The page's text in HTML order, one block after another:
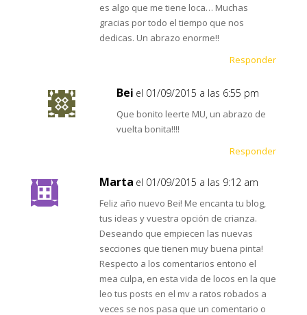
es algo que me tiene loca… Muchas
gracias por todo el tiempo que nos
dedicas. Un abrazo enorme!!
Responder
Bei el 01/09/2015 a las 6:55 pm
Que bonito leerte MU, un abrazo de
vuelta bonita!!!!
Responder
Marta el 01/09/2015 a las 9:12 am
Feliz año nuevo Bei! Me encanta tu blog,
tus ideas y vuestra opción de crianza.
Deseando que empiecen las nuevas
secciones que tienen muy buena pinta!
Respecto a los comentarios entono el
mea culpa, en esta vida de locos en la que
leo tus posts en el mv a ratos robados a
veces se nos pasa que un comentario o